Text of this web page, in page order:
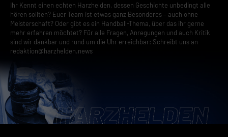
Ihr Kennt einen echten Harzhelden, dessen Geschichte unbedingt alle
hören sollten? Euer Team ist etwas ganz Besonderes – auch ohne
Meisterschaft? Oder gibt es ein Handball-Thema, über das ihr gerne
mehr erfahren möchtet? Für alle Fragen, Anregungen und auch Kritik
sind wir dankbar und rund um die Uhr erreichbar: Schreibt uns an
redaktion@harzhelden.news